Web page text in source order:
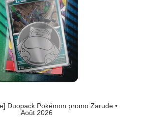
Duopack Pokémon promo Zarude •
Août 2026